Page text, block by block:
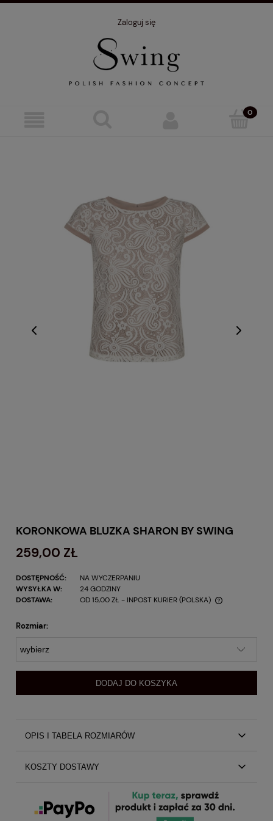
Zaloguj się
KORONKOWA BLUZKA SHARON BY SWING
259,00 ZŁ
DOSTĘPNOŚĆ:
NA WYCZERPANIU
WYSYŁKA W:
24 GODZINY
DOSTAWA:
OD 15,00 ZŁ - INPOST KURIER(POLSKA)
Rozmiar:
DODAJ DO KOSZYKA
OPIS I TABELA ROZMIARÓW
Koronkowa Bluzka Sharon by Swing
Podszewka w kolorze beżowym- wykonana z modalu
dzięki czemu bluzka jest elegancka a jednocześnie
KOSZTY DOSTAWY
Koszty dostawy